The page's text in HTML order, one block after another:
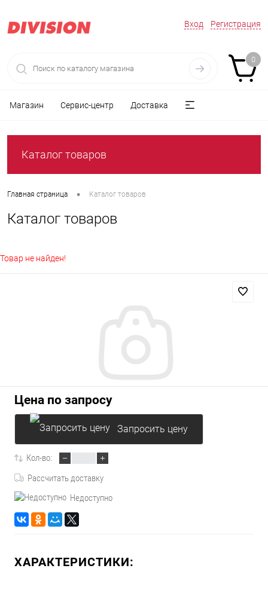
Вход Регистрация
0
Магазин Сервис-центр Доставка
Каталог товаров
Главная страница • Каталог товаров
Каталог товаров
Товар не найден!
Цена по запросу
Запросить цену
Кол-во:
Рассчитать доставку
Недоступно
ХАРАКТЕРИСТИКИ: